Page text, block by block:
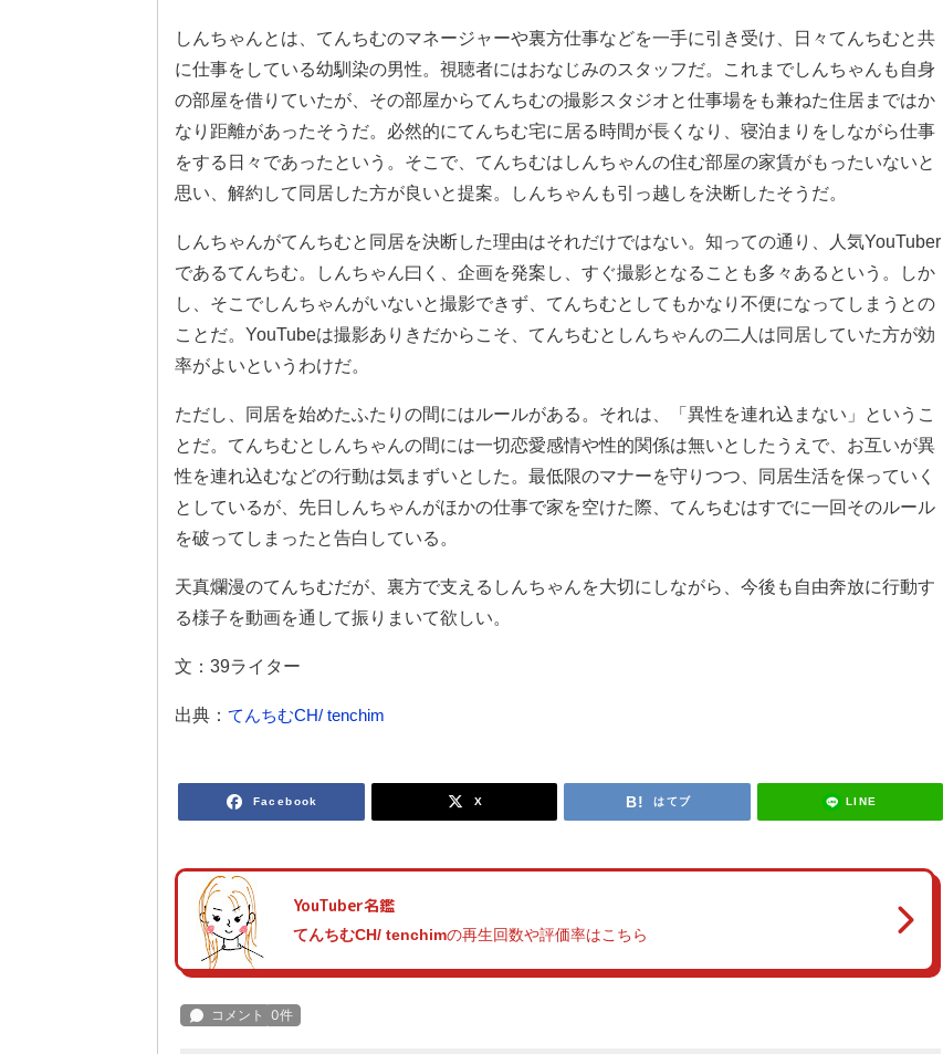
しんちゃんとは、てんちむのマネージャーや裏方仕事などを一手に引き受け、日々てんちむと共
に仕事をしている幼馴染の男性。視聴者にはおなじみのスタッフだ。これまでしんちゃんも自身
の部屋を借りていたが、その部屋からてんちむの撮影スタジオと仕事場をも兼ねた住居まではか
なり距離があったそうだ。必然的にてんちむ宅に居る時間が長くなり、寝泊まりをしながら仕事
をする日々であったという。そこで、てんちむはしんちゃんの住む部屋の家賃がもったいないと
思い、解約して同居した方が良いと提案。しんちゃんも引っ越しを決断したそうだ。
しんちゃんがてんちむと同居を決断した理由はそれだけではない。知っての通り、人気YouTuber
であるてんちむ。しんちゃん曰く、企画を発案し、すぐ撮影となることも多々あるという。しか
し、そこでしんちゃんがいないと撮影できず、てんちむとしてもかなり不便になってしまうとの
ことだ。YouTubeは撮影ありきだからこそ、てんちむとしんちゃんの二人は同居していた方が効
率がよいというわけだ。
ただし、同居を始めたふたりの間にはルールがある。それは、「異性を連れ込まない」というこ
とだ。てんちむとしんちゃんの間には一切恋愛感情や性的関係は無いとしたうえで、お互いが異
性を連れ込むなどの行動は気まずいとした。最低限のマナーを守りつつ、同居生活を保っていく
としているが、先日しんちゃんがほかの仕事で家を空けた際、てんちむはすでに一回そのルール
を破ってしまったと告白している。
天真爛漫のてんちむだが、裏方で支えるしんちゃんを大切にしながら、今後も自由奔放に行動す
る様子を動画を通して振りまいて欲しい。
文：39ライター
出典： てんちむCH/ tenchim
Facebook X はてブ LINE
YouTuber名鑑
てんちむCH/ tenchimの再生回数や評価率はこちら